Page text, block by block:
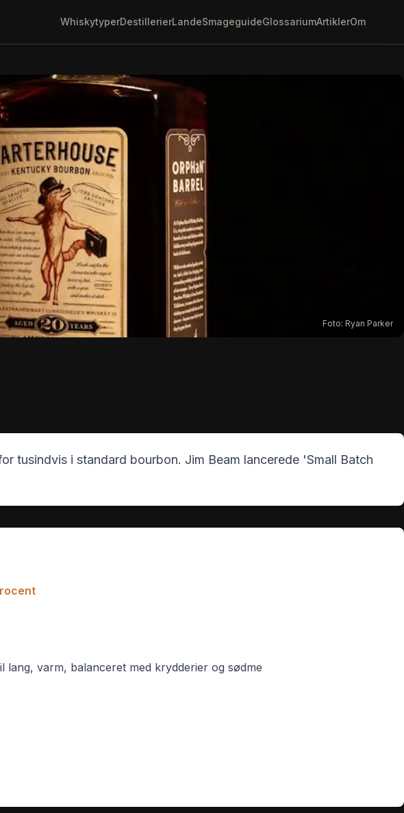
WhiskytyperDestillerierLandeSmageguideGlossariumArtiklerOm
Foto: Ryan Parker
tusindvis i standard bourbon. Jim Beam lancerede 'Small Batch
lang, varm, balanceret med krydderier og sødme